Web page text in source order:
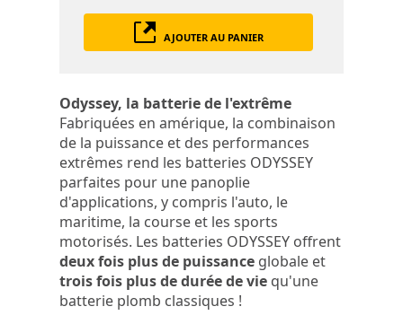
AJOUTER AU PANIER
Odyssey, la batterie de l'extrême
Fabriquées en amérique, la combinaison
de la puissance et des performances
extrêmes rend les batteries ODYSSEY
parfaites pour une panoplie
d'applications, y compris l'auto, le
maritime, la course et les sports
motorisés. Les batteries ODYSSEY offrent
deux fois plus de puissance globale et
trois fois plus de durée de vie qu'une
batterie plomb classiques !